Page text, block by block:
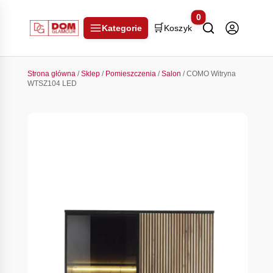
Kategorie 🛒 Koszyk
0
Strona główna/Sklep/ Pomieszczenia/Salon / COMO Witryna
WTSZ104 LED